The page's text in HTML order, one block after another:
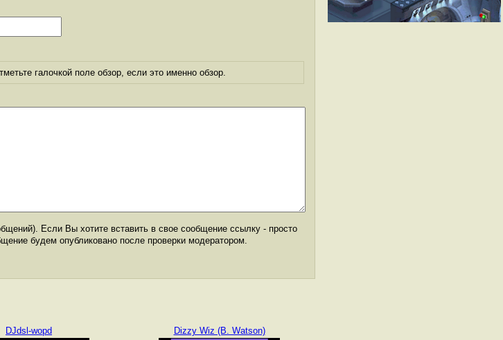
галочкой поле обзор, если это именно обзор.
Если Вы хотите вставить в свое сообщение ссылку - просто
будем опубликовано после проверки модератором.
DJdsl-wopd Dizzy Wiz (B. Watson)